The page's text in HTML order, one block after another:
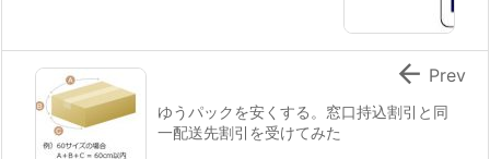
ゆうパックを安くする。窓口持込割引と同
一配送先割引を受けてみた
 Prev